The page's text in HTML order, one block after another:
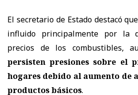
El secretario de Estado destacó
influido principalmente por la
precios de los combustibles,
persisten presiones sobre el
hogares debido al aumento de
productos básicos.